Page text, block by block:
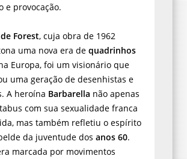
e provocação.
Forest, cuja obra de 1962
uma nova era de quadrinhos
Europa, foi um visionário que
uma geração de desenhistas e
A heroína Barbarella não apenas
com sua sexualidade franca
mas também refletiu o espírito
da juventude dos anos 60.
marcada por movimentos